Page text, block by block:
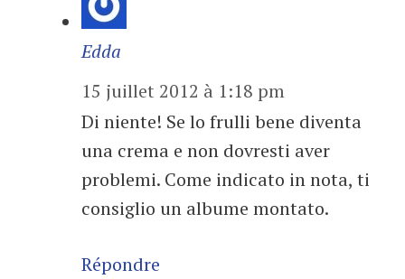
Edda
15 juillet 2012 à 1:18 pm
Di niente! Se lo frulli bene diventa
una crema e non dovresti aver
problemi. Come indicato in nota, ti
consiglio un albume montato.
Répondre